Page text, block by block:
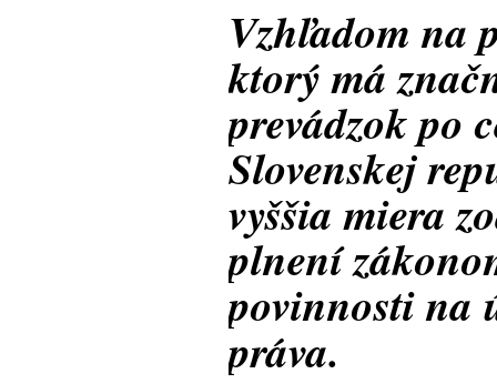
Vzhľadom na
ktorý má
prevádzok po
Slovenskej
vyššia miera
plnení
povinnosti na
práva.